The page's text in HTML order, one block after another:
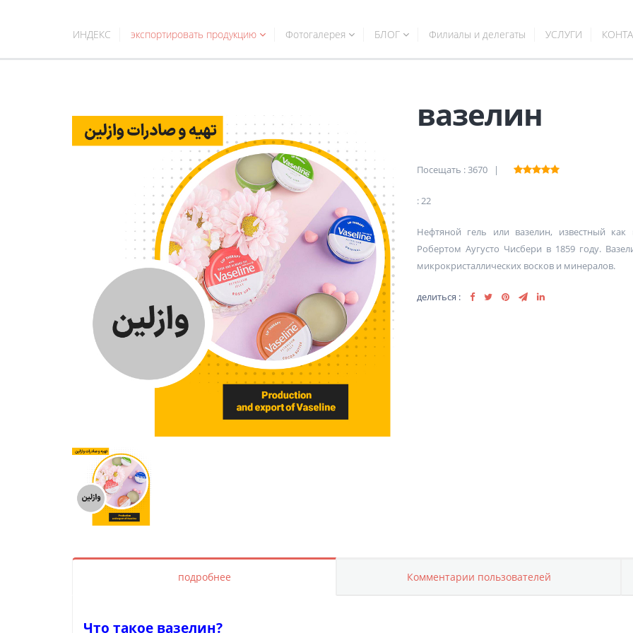
ИНДЕКС экспортировать продукцию Фотогалерея БЛОГ Филиалы и делегаты УСЛУГИ
вазелин
Посещать : 3670 |
: 22
Нефтяной гель или вазелин, известный
Робертом Аугусто Чисбери в 1859 году.
микрокристаллических восков и минералов.
делиться :
подробнее Комментарии пользователей
Что такое вазелин?